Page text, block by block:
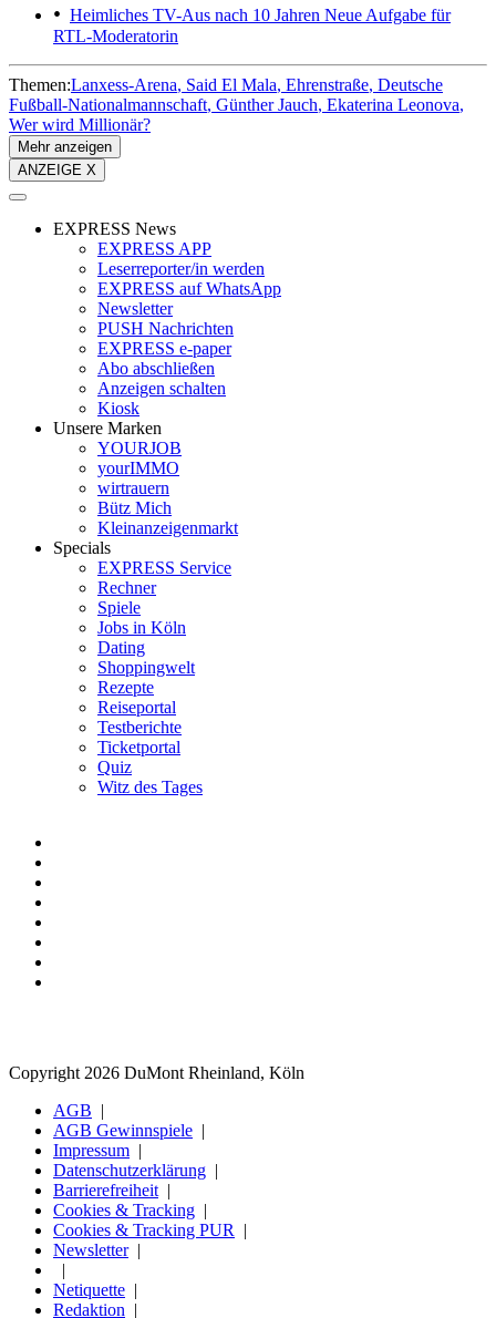
Heimliches TV-Aus nach 10 Jahren Neue Aufgabe für
RTL-Moderatorin
Themen:Lanxess-Arena Said El Mala Ehrenstraße Deutsche
Fußball-Nationalmannschaft Günther Jauch Ekaterina Leonova
Wer wird Millionär?
Mehr anzeigen
ANZEIGE X
EXPRESS News
EXPRESS APP
Leserreporter/in werden
EXPRESS auf WhatsApp
Newsletter
PUSH Nachrichten
EXPRESS e-paper
Abo abschließen
Anzeigen schalten
Kiosk
Unsere Marken
YOURJOB
yourIMMO
wirtrauern
Bütz Mich
Kleinanzeigenmarkt
Specials
EXPRESS Service
Rechner
Spiele
Jobs in Köln
Dating
Shoppingwelt
Rezepte
Reiseportal
Testberichte
Ticketportal
Quiz
Witz des Tages
Copyright 2026 DuMont Rheinland, Köln
AGB
AGB Gewinnspiele
Impressum
Datenschutzerklärung
Barrierefreiheit
Cookies & Tracking
Cookies & Tracking PUR
Newsletter
Netiquette
Redaktion